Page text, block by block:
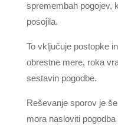
spremembah pogojev,
posojila.
To vključuje postopke
obrestne mere, roka
sestavin pogodbe.
Reševanje sporov je
mora nasloviti